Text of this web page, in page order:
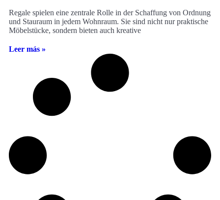
Regale spielen eine zentrale Rolle in der Schaffung von Ordnung
und Stauraum in jedem Wohnraum. Sie sind nicht nur praktische
Möbelstücke, sondern bieten auch kreative
Leer más »